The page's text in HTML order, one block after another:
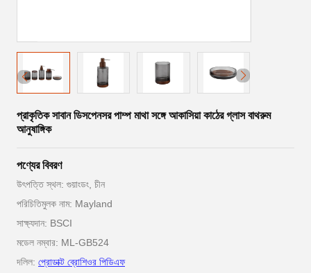
প্রাকৃতিক সাবান ডিসপেনসর পাম্প মাথা সঙ্গে আকাসিয়া কাঠের গ্লাস বাথরুম
আনুষাঙ্গিক
পণ্যের বিবরণ
উৎপত্তি স্থল: গুয়াংডং, চীন
পরিচিতিমুলক নাম: Mayland
সাক্ষ্যদান: BSCI
মডেল নম্বার: ML-GB524
দলিল: প্রোডাক্ট ব্রোশিওর পিডিএফ